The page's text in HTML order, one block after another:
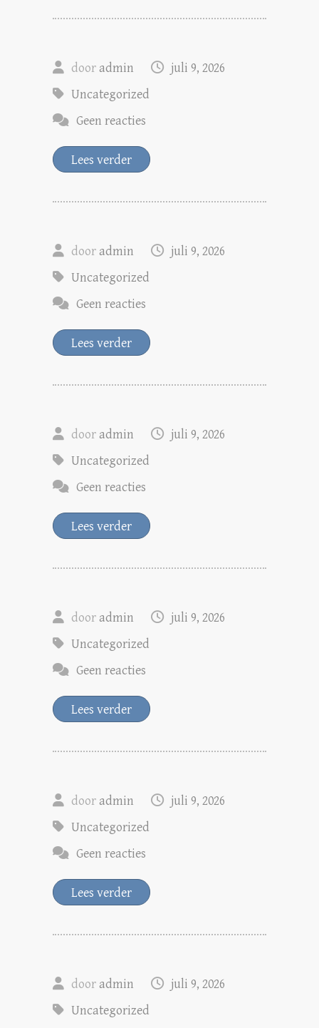
door admin
juli 9, 2026
Uncategorized
Geen reacties
Lees verder
door admin
juli 9, 2026
Uncategorized
Geen reacties
Lees verder
door admin
juli 9, 2026
Uncategorized
Geen reacties
Lees verder
door admin
juli 9, 2026
Uncategorized
Geen reacties
Lees verder
door admin
juli 9, 2026
Uncategorized
Geen reacties
Lees verder
door admin
juli 9, 2026
Uncategorized